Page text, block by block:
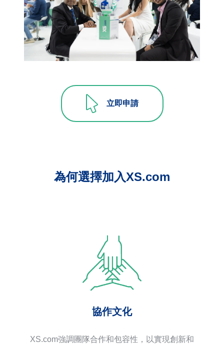
立即申請
為何選擇加入XS.com
協作文化
XS.com強調團隊合作和包容性，以實現創新和